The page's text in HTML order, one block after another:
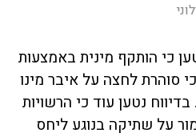
ומאז הטבח
כי הותקף מינית באמצעות
סוהרת לחצה על איבר מינו
נטען עוד כי הרשויות
על שתיקה בנוגע ליחס